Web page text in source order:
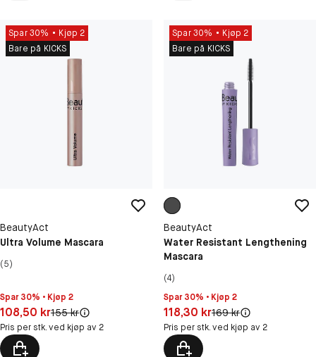
Spar 30%
Kjøp 2
Bare på KICKS
BeautyAct
Ultra Volume Mascara
(5)
Spar 30% • Kjøp 2
Pris: 108,50 kr
108,50 krOriginal pris:
155 kr
Pris per stk. ved kjøp av 2
Spar 30%
Kjøp 2
Bare på KICKS
BeautyAct
Water Resistant Lengthening
Mascara
(4)
Spar 30% • Kjøp 2
Pris: 118,30 kr
118,30 krOriginal pris:
169 kr
Pris per stk. ved kjøp av 2